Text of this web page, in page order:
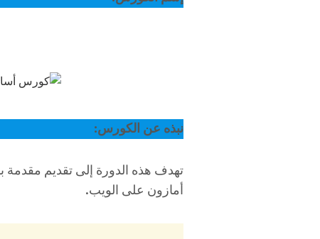
نبذه عن الكورس:
تهدف هذه الدورة إلى تقديم مقدمة
أمازون على الويب.